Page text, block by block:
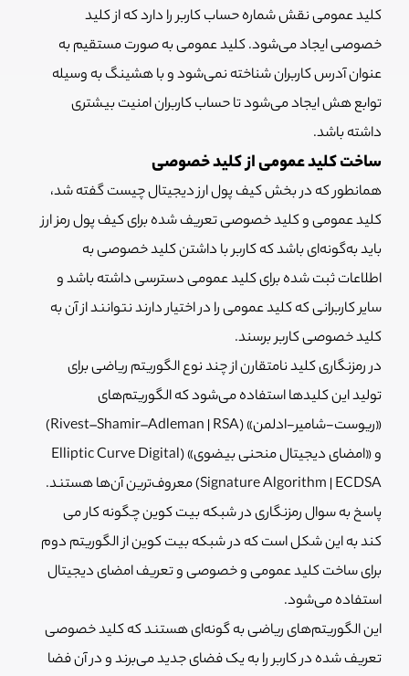
کلید عمومی نقش شماره حساب کاربر را دارد که از کلید
خصوصی ایجاد می‌شود. کلید عمومی به صورت مستقیم به
عنوان آدرس کاربران شناخته نمی‌شود و با هشینگ به وسیله
توابع هش ایجاد می‌شود تا حساب کاربران امنیت بیشتری
داشته باشد.
ساخت کلید عمومی از کلید خصوصی
همانطور که در بخش کیف پول ارز دیجیتال چیست گفته شد،
کلید عمومی و کلید خصوصی تعریف شده برای کیف پول رمز ارز
باید به‌گونه‌ای باشد که کاربر با داشتن کلید خصوصی به
اطلاعات ثبت شده برای کلید عمومی دسترسی داشته باشد و
سایر کاربرانی که کلید عمومی را در اختیار دارند نتوانند از آن به
کلید خصوصی کاربر برسند.
در رمزنگاری کلید نامتقارن از چند نوع الگوریتم ریاضی برای
تولید این کلیدها استفاده می‌شود که الگوریتم‌های
«ریوست-شامیر-ادلمن» (Rivest–Shamir–Adleman | RSA)
و «امضای دیجیتال منحنی بیضوی» (Elliptic Curve Digital
Signature Algorithm | ECDSA) معروف‌ترین آن‌ها هستند.
پاسخ به سوال رمزنگاری در شبکه بیت کوین چگونه کار می
کند به این شکل است که در شبکه بیت کوین از الگوریتم دوم
برای ساخت کلید عمومی و خصوصی و تعریف امضای دیجیتال
استفاده می‌شود.
این الگوریتم‌های ریاضی به گونه‌ای هستند که کلید خصوصی
تعریف شده در کاربر را به یک فضای جدید می‌برند و در آن فضا